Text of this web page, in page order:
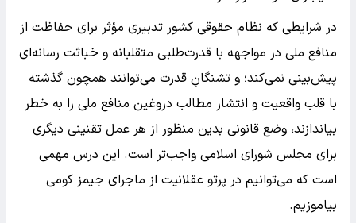
در شرایطی که نظام حقوقی کشور تدبیری مؤثر برای حفاظت از
منافع ملی در مواجهه با قدرت‌طلبی متقلبانه و خباثت رسانه‌ای
پیش‌بینی نمی‌کند؛ و تشنگانِ قدرت می‌توانند همچون گذشته
با قلب واقعیت و انتشار مطالب دروغین منافع ملی را به خطر
بیاندازند، وضع قانونی بدین منظور از هر عمل تقنینی دیگری
برای مجلس شورای اسلامی واجب‌تر است. این درس مهمی
است که می‌توانیم در پرتو عقلانیت از ماجرای جیمز کومی
بیاموزیم.